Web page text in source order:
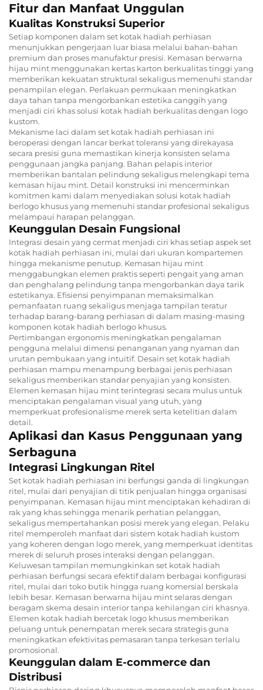
Fitur dan Manfaat Unggulan
Kualitas Konstruksi Superior
Setiap komponen dalam set kotak hadiah perhiasan
menunjukkan pengerjaan luar biasa melalui bahan-bahan
premium dan proses manufaktur presisi. Kemasan berwarna
hijau mint menggunakan kertas karton berkualitas tinggi yang
memberikan kekuatan struktural sekaligus memenuhi standar
penampilan elegan. Perlakuan permukaan meningkatkan
daya tahan tanpa mengorbankan estetika canggih yang
menjadi ciri khas solusi kotak hadiah berkualitas dengan logo
kustom.
Mekanisme laci dalam set kotak hadiah perhiasan ini
beroperasi dengan lancar berkat toleransi yang direkayasa
secara presisi guna memastikan kinerja konsisten selama
penggunaan jangka panjang. Bahan pelapis interior
memberikan bantalan pelindung sekaligus melengkapi tema
kemasan hijau mint. Detail konstruksi ini mencerminkan
komitmen kami dalam menyediakan solusi kotak hadiah
berlogo khusus yang memenuhi standar profesional sekaligus
melampaui harapan pelanggan.
Keunggulan Desain Fungsional
Integrasi desain yang cermat menjadi ciri khas setiap aspek set
kotak hadiah perhiasan ini, mulai dari ukuran kompartemen
hingga mekanisme penutup. Kemasan hijau mint
menggabungkan elemen praktis seperti pengait yang aman
dan penghalang pelindung tanpa mengorbankan daya tarik
estetikanya. Efisiensi penyimpanan memaksimalkan
pemanfaatan ruang sekaligus menjaga tampilan teratur
terhadap barang-barang perhiasan di dalam masing-masing
komponen kotak hadiah berlogo khusus.
Pertimbangan ergonomis meningkatkan pengalaman
pengguna melalui dimensi penanganan yang nyaman dan
urutan pembukaan yang intuitif. Desain set kotak hadiah
perhiasan mampu menampung berbagai jenis perhiasan
sekaligus memberikan standar penyajian yang konsisten.
Elemen kemasan hijau mint terintegrasi secara mulus untuk
menciptakan pengalaman visual yang utuh, yang
memperkuat profesionalisme merek serta ketelitian dalam
detail.
Aplikasi dan Kasus Penggunaan yang
Serbaguna
Integrasi Lingkungan Ritel
Set kotak hadiah perhiasan ini berfungsi ganda di lingkungan
ritel, mulai dari penyajian di titik penjualan hingga organisasi
penyimpanan. Kemasan hijau mint menciptakan kehadiran di
rak yang khas sehingga menarik perhatian pelanggan,
sekaligus mempertahankan posisi merek yang elegan. Pelaku
ritel memperoleh manfaat dari sistem kotak hadiah kustom
yang koheren dengan logo merek, yang memperkuat identitas
merek di seluruh proses interaksi dengan pelanggan.
Keluwesan tampilan memungkinkan set kotak hadiah
perhiasan berfungsi secara efektif dalam berbagai konfigurasi
ritel, mulai dari toko butik hingga ruang komersial berskala
lebih besar. Kemasan berwarna hijau mint selaras dengan
beragam skema desain interior tanpa kehilangan ciri khasnya.
Elemen kotak hadiah bercetak logo khusus memberikan
peluang untuk penempatan merek secara strategis guna
meningkatkan efektivitas pemasaran tanpa terkesan terlalu
promosional.
Keunggulan dalam E-commerce dan
Distribusi